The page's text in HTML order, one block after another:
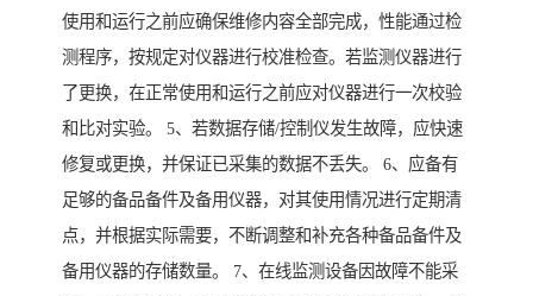
使用和运行之前应确保维修内容全部完成，性能通过检
测程序，按规定对仪器进行校准检查。若监测仪器进行
了更换，在正常使用和运行之前应对仪器进行一次校验
和比对实验。 5、若数据存储/控制仪发生故障，应快速
修复或更换，并保证已采集的数据不丢失。 6、应备有
足够的备品备件及备用仪器，对其使用情况进行定期清
点，并根据实际需要，不断调整和补充各种备品备件及
备用仪器的存储数量。 7、在线监测设备因故障不能采